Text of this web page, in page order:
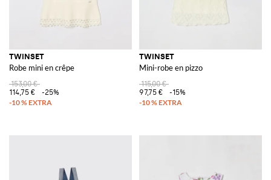
TWINSET
Robe mini en crêpe
153,00 €
114,75 €
-25%
TWINSET
Mini-robe en pizzo
115,00 €
97,75 €
-15%